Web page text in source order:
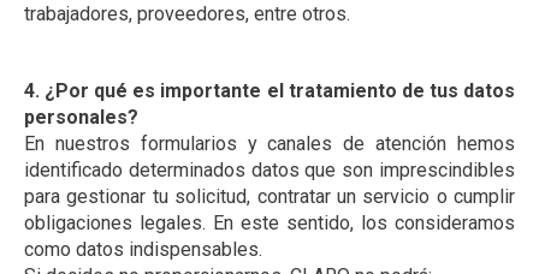
trabajadores, proveedores, entre otros.
4. ¿Por qué es importante el tratamiento de tus datos
personales?
En nuestros formularios y canales de atención hemos
identificado determinados datos que son imprescindibles
para gestionar tu solicitud, contratar un servicio o cumplir
obligaciones legales. En este sentido, los consideramos
como datos indispensables.